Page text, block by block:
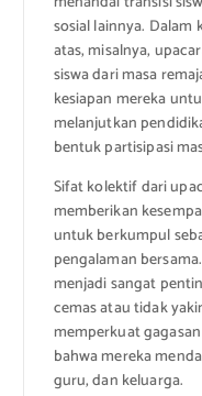
sosial lainnya. Dalam
atas, misalnya,
siswa dari masa
kesiapan mereka
melanjutkan
bentuk partisipasi
Sifat kolektif dari
memberikan
untuk berkumpul
pengalaman
menjadi sangat
cemas atau tidak
memperkuat
bahwa mereka
guru, dan keluarga.